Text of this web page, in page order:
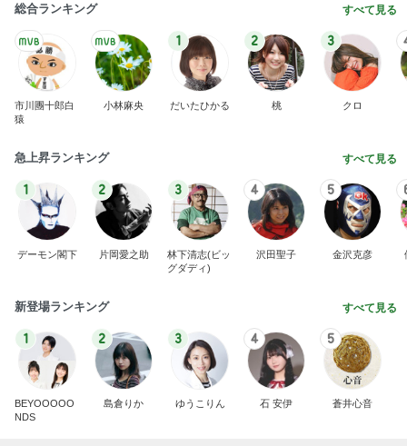
総合ランキング すべて見る
市川團十郎白
猿
小林麻央
1
だいたひかる
2
桃
3
クロ
急上昇ランキング すべて見る
1
デーモン閣下
2
片岡愛之助
3
林下清志(ビッ
グダディ)
4
沢田聖子
5
金沢克彦
新登場ランキング すべて見る
1
BEYOOOOO
NDS
2
島倉りか
3
ゆうこりん
4
石 安伊
5
蒼井心音